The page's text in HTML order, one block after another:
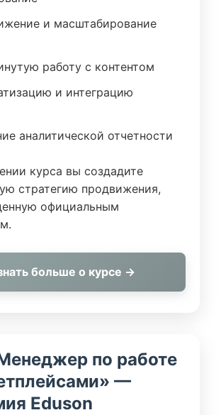
и масштабирование
работу с контентом
и интеграцию
аналитической отчетности
курса вы создадите
стратегию продвижения,
официальным
больше о курсе →
по работе
—
Eduson